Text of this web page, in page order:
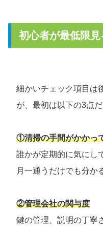
初心者が最低限見
細かいチェック項目は
が、最初は以下の3点だ
①清掃の手間がかかっ
誰かが定期的に気にし
月一通うだけでも分か
②管理会社の関与度
鍵の管理、説明の丁寧